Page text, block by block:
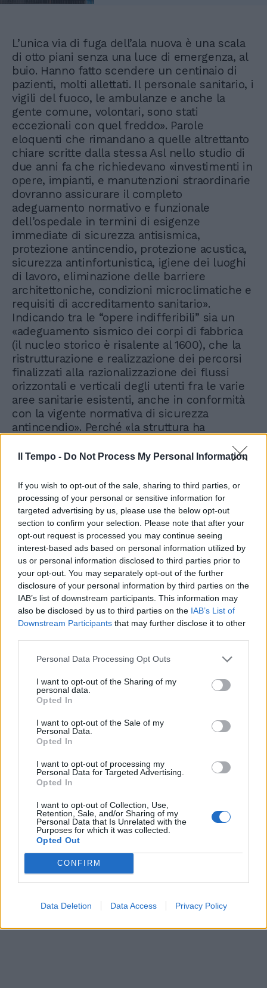
Il Tempo - Do Not Process My Personal Information
If you wish to opt-out of the sale, sharing to third parties, or
processing of your personal or sensitive information for
targeted advertising by us, please use the below opt-out
section to confirm your selection. Please note that after your
opt-out request is processed you may continue seeing
interest-based ads based on personal information utilized by
us or personal information disclosed to third parties prior to
your opt-out. You may separately opt-out of the further
disclosure of your personal information by third parties on the
IAB’s list of downstream participants. This information may
also be disclosed by us to third parties on the IAB’s List of
Downstream Participants that may further disclose it to other
Personal Data Processing Opt Outs
I want to opt-out of the Sharing of my
personal data.
Opted In
I want to opt-out of the Sale of my
Personal Data.
Opted In
I want to opt-out of processing my
Personal Data for Targeted Advertising.
Opted In
I want to opt-out of Collection, Use,
Retention, Sale, and/or Sharing of my
Personal Data that Is Unrelated with the
Purposes for which it was collected.
Opted Out
CONFIRM
Data Deletion Data Access Privacy Policy
L’unica via di fuga dell’ala nuova è una scala
di otto piani senza una luce di emergenza, al
buio. Hanno fatto scendere un centinaio di
pazienti, molti allettati. Il personale sanitario, i
vigili del fuoco, le ambulanze e anche la
gente comune, volontari, sono stati
eccezionali con quel freddo». Parole
eloquenti che rimandano a quelle altrettanto
chiare scritte dalla stessa Asl nello studio di
due anni fa che richiedevano «investimenti in
opere, impianti, e manutenzioni straordinarie
dovranno assicurare il completo
adeguamento normativo e funzionale
dell'ospedale in termini di esigenze
immediate di sicurezza antisismica,
protezione antincendio, protezione acustica,
sicurezza antinfortunistica, igiene dei luoghi
di lavoro, eliminazione delle barriere
architettoniche, condizioni microclimatiche e
requisiti di accreditamento sanitario».
Indicando tra le “opere indifferibili” sia un
«adeguamento sismico dei corpi di fabbrica
(il nucleo storico è risalente al 1600), che la
ristrutturazione e realizzazione dei percorsi
finalizzati alla razionalizzazione dei flussi
orizzontali e verticali degli utenti fra le varie
aree sanitarie esistenti, anche in conformità
con la vigente normativa di sicurezza
antincendio». Perché «la struttura ha
legato agli interventi di ampliamento dei